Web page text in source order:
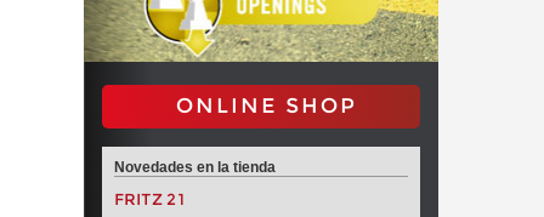
ONLINE SHOP
Novedades en la tienda
FRITZ 21